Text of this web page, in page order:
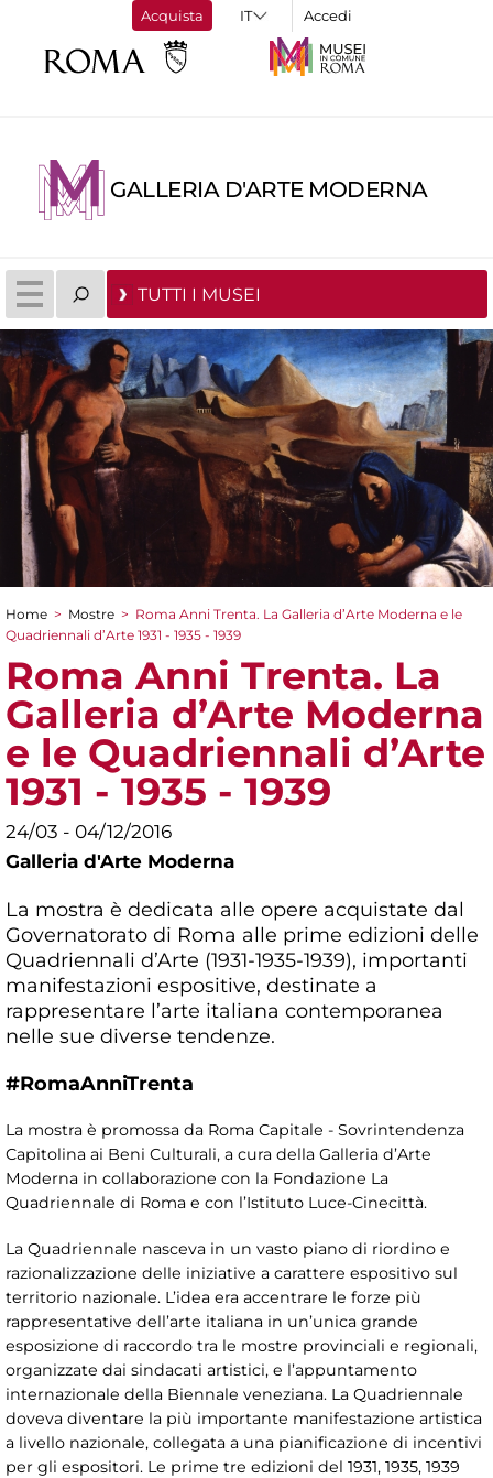
Acquista Accedi
GALLERIA D'ARTE MODERNA
TUTTI I MUSEI
Tu sei qui
Home > Mostre > Roma Anni Trenta. La Galleria d’Arte Moderna e le
Quadriennali d’Arte 1931 - 1935 - 1939
Roma Anni Trenta. La
Galleria d’Arte Moderna
e le Quadriennali d’Arte
1931 - 1935 - 1939
24/03 - 04/12/2016
Galleria d'Arte Moderna
La mostra è dedicata alle opere acquistate dal
Governatorato di Roma alle prime edizioni delle
Quadriennali d’Arte (1931-1935-1939), importanti
manifestazioni espositive, destinate a
rappresentare l’arte italiana contemporanea
nelle sue diverse tendenze.
#RomaAnniTrenta
La mostra è promossa da Roma Capitale - Sovrintendenza
Capitolina ai Beni Culturali, a cura della Galleria d’Arte
Moderna in collaborazione con la Fondazione La
Quadriennale di Roma e con l’Istituto Luce-Cinecittà.
La Quadriennale nasceva in un vasto piano di riordino e
razionalizzazione delle iniziative a carattere espositivo sul
territorio nazionale. L’idea era accentrare le forze più
rappresentative dell’arte italiana in un’unica grande
esposizione di raccordo tra le mostre provinciali e regionali,
organizzate dai sindacati artistici, e l’appuntamento
internazionale della Biennale veneziana. La Quadriennale
doveva diventare la più importante manifestazione artistica
a livello nazionale, collegata a una pianificazione di incentivi
per gli espositori. Le prime tre edizioni del 1931, 1935, 1939